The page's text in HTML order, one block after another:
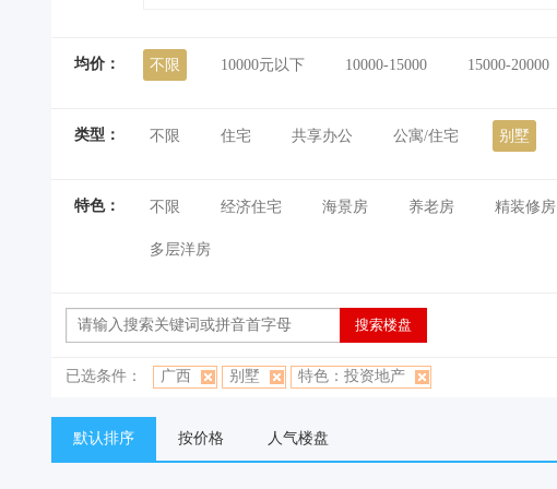
均价： 不限 10000元以下 10000-15000 15000-20000
类型： 不限 住宅 共享办公 公寓/住宅 别墅
特色： 不限 经济住宅 海景房 养老房 精装修房
多层洋房
已选条件： 广西 别墅 特色：投资地产
默认排序 按价格 人气楼盘